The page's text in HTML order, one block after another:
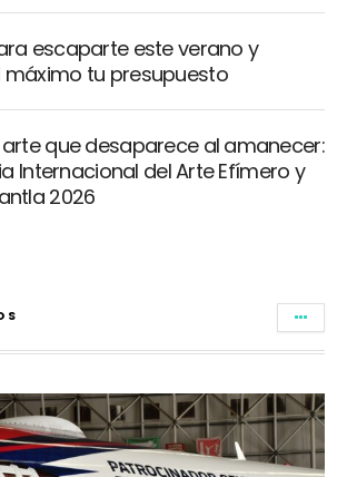
escaparte este verano y
tu presupuesto
que desaparece al amanecer:
Internacional del Arte Efímero y
2026